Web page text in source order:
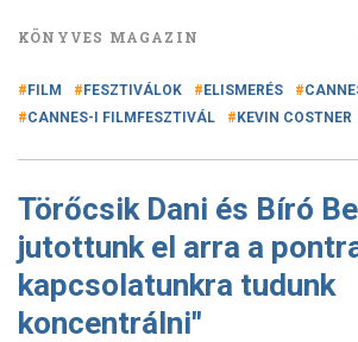
KÖNYVES MAGAZIN
FILM FESZTIVÁLOK ELISMERÉS
CANNES-I FILMFESZTIVÁL
KEVIN COSTNER
Törőcsik Dani és Bíró
jutottunk el arra a
kapcsolatunkra tudunk
koncentrálni"